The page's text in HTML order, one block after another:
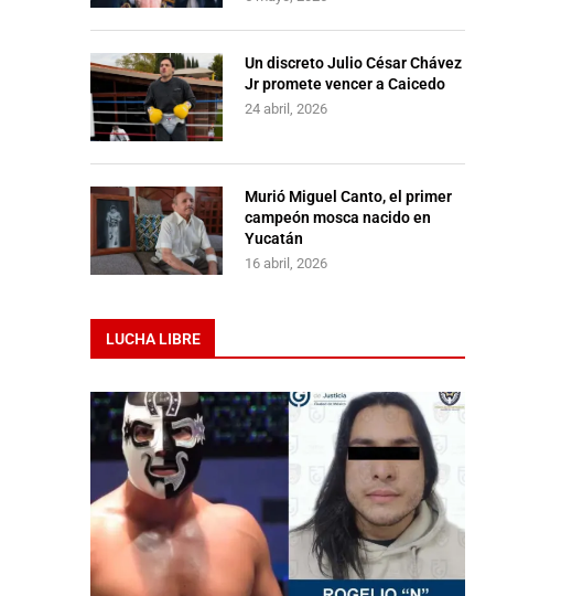
Un discreto Julio César Chávez
Jr promete vencer a Caicedo
24 abril, 2026
Murió Miguel Canto, el primer
campeón mosca nacido en
Yucatán
16 abril, 2026
LUCHA LIBRE